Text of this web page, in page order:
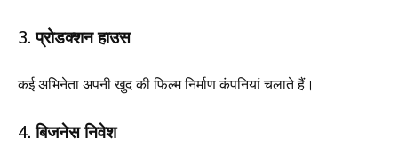
3. प्रोडक्शन हाउस
कई अभिनेता अपनी खुद की फिल्म निर्माण कंपनियां चलाते हैं।
4. बिजनेस निवेश